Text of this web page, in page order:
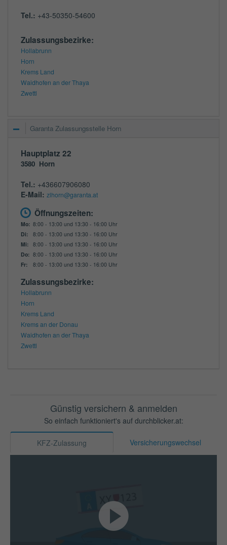
Tel.: +43-50350-54600
Zulassungsbezirke:
Hollabrunn
Horn
Krems Land
Waidhofen an der Thaya
Zwettl
Garanta Zulassungsstelle Horn
Hauptplatz 22
3580 Horn
Tel.: +436607906080
E-Mail: zlhorn@garanta.at
Öffnungszeiten:
Mo: 8:00 - 13:00 und 13:30 - 16:00 Uhr
Di:
8:00 - 13:00 und 13:30 - 16:00 Uhr
Mi: 8:00 - 13:00 und 13:30 - 16:00 Uhr
Do: 8:00 - 13:00 und 13:30 - 16:00 Uhr
Fr:
8:00 - 13:00 und 13:30 - 16:00 Uhr
Zulassungsbezirke:
Hollabrunn
Horn
Krems Land
Krems an der Donau
Waidhofen an der Thaya
Zwettl
Günstig versichern & anmelden
So einfach funktioniert's auf durchblicker.at:
KFZ-Zulassung Versicherungswechsel